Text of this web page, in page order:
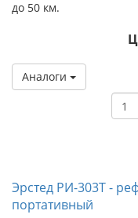
до 50 км.
Аналоги
Эрстед РИ-303Т -
портативный